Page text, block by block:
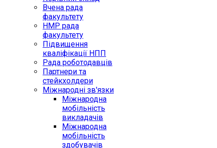
Вчена рада
факультету
НМР рада
факультету
Підвищення
кваліфікації НПП
Рада роботодавців
Партнери та
стейкхолдери
Міжнародні зв'язки
Міжнародна
мобільність
викладачів
Міжнародна
мобільність
здобувачів